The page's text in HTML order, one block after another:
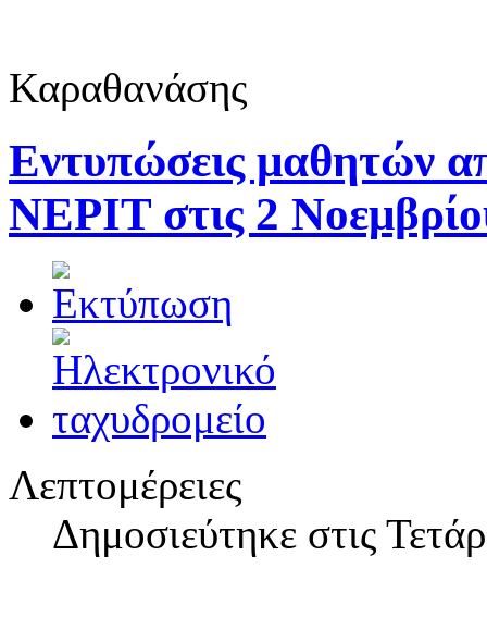
Καραθανάσης
Εντυπώσεις μαθητών
ΝΕΡΙΤ στις 2
Λεπτομέρειες
Δημοσιεύτηκε στις